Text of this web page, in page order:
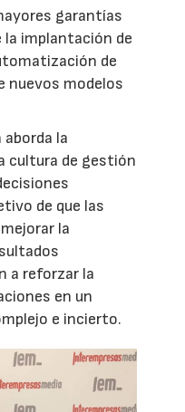
garantías
la implantación de
de
nuevos modelos
la
cultura de gestión
de que las
la
a reforzar la
en un
e incierto.